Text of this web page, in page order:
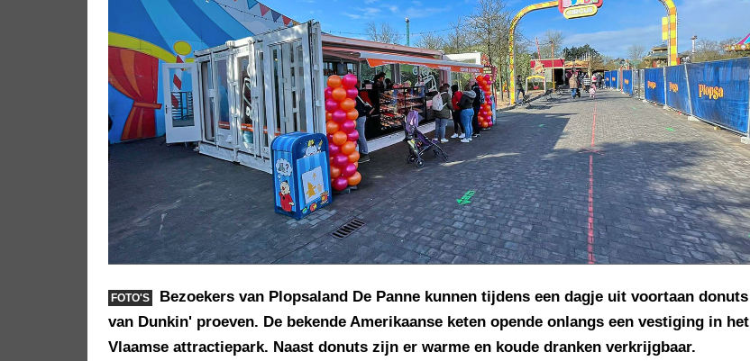
FOTO'S
Bezoekers van Plopsaland De Panne kunnen tijdens een dagje uit voortaan donuts
van Dunkin' proeven. De bekende Amerikaanse keten opende onlangs een vestiging in het
Vlaamse attractiepark. Naast donuts zijn er warme en koude dranken verkrijgbaar.